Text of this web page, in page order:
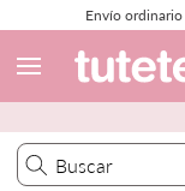
Envío ordinario
Español
Italiano